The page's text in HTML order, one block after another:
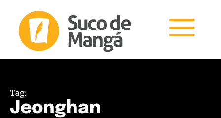
Tag:
Jeonghan